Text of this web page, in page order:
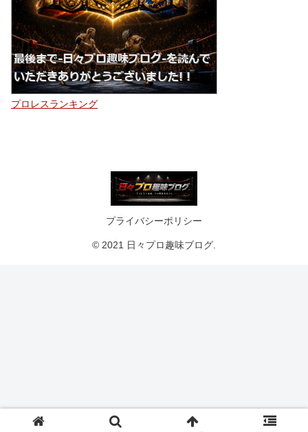
プロレスランキング
プライバシーポリシー
© 2021 日々プロ趣味ブログ.